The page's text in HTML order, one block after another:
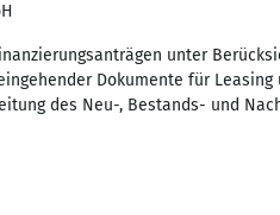
unter
Dokumente für
des Neu-, Bestands- und